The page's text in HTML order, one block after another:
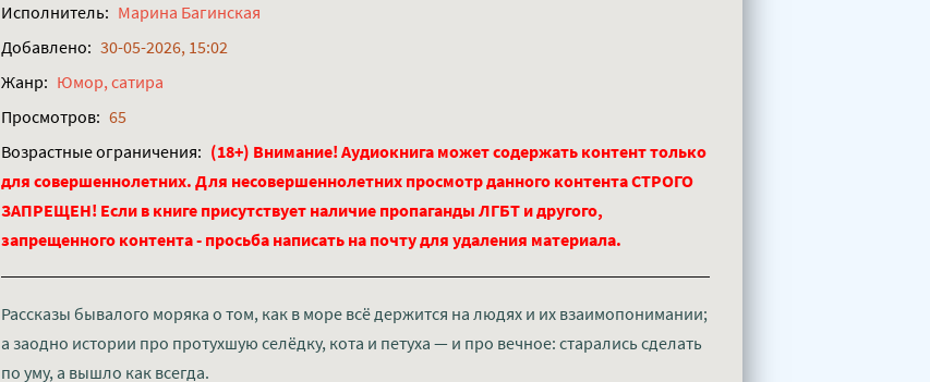
Исполнитель: Марина Багинская
Добавлено: 30-05-2026, 15:02
Жанр: Юмор, сатира
Просмотров: 65
Возрастные ограничения: (18+) Внимание! Аудиокнига может содержать контент только
для совершеннолетних. Для несовершеннолетних просмотр данного контента СТРОГО
ЗАПРЕЩЕН! Если в книге присутствует наличие пропаганды ЛГБТ и другого,
запрещенного контента - просьба написать на почту для удаления материала.
Рассказы бывалого моряка о том, как в море всё держится на людях и их взаимопонимании;
а заодно истории про протухшую селёдку, кота и петуха — и про вечное: старались сделать
по уму, а вышло как всегда.